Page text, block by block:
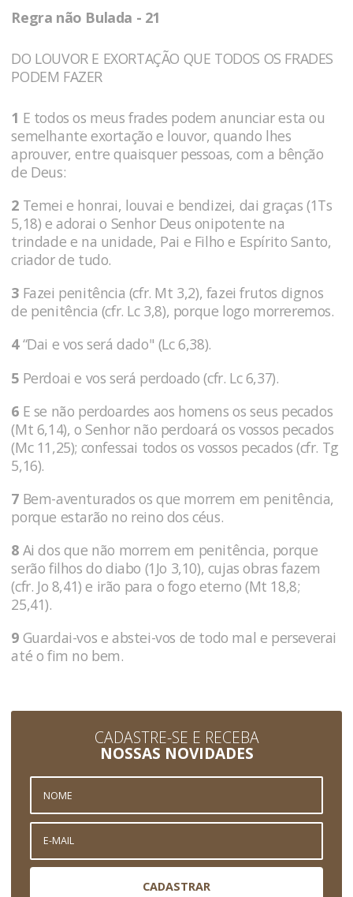
Regra não Bulada - 21
DO LOUVOR E EXORTAÇÃO QUE TODOS OS FRADES
PODEM FAZER
1 E todos os meus frades podem anunciar esta ou
semelhante exortação e louvor, quando lhes
aprouver, entre quaisquer pessoas, com a bênção
de Deus:
2 Temei e honrai, louvai e bendizei, dai graças (1Ts
5,18) e adorai o Senhor Deus onipotente na
trindade e na unidade, Pai e Filho e Espírito Santo,
criador de tudo.
3 Fazei penitência (cfr. Mt 3,2), fazei frutos dignos
de penitência (cfr. Lc 3,8), porque logo morreremos.
4“Dai e vos será dado" (Lc 6,38).
5 Perdoai e vos será perdoado (cfr. Lc 6,37).
6 E se não perdoardes aos homens os seus pecados
(Mt 6,14), o Senhor não perdoará os vossos pecados
(Mc 11,25); confessai todos os vossos pecados (cfr. Tg
5,16).
7 Bem-aventurados os que morrem em penitência,
porque estarão no reino dos céus.
8 Ai dos que não morrem em penitência, porque
serão filhos do diabo (1Jo 3,10), cujas obras fazem
(cfr. Jo 8,41) e irão para o fogo eterno (Mt 18,8;
25,41).
9 Guardai-vos e abstei-vos de todo mal e perseverai
até o fim no bem.
CADASTRE-SE E RECEBA
NOSSAS NOVIDADES
CADASTRAR